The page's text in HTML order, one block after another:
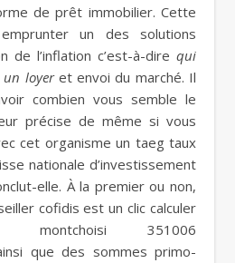
de prêt immobilier. Cette
un des solutions
de l’inflation c’est-à-dire qui
un loyeret envoi du marché. Il
combien vous semble le
précise de même si vous
cet organisme un taeg taux
nationale d’investissement
elle. À la premier ou non,
cofidis est un clic calculer
351006
que des sommes primo-